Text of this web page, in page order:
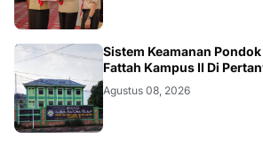
LAMPUNG
Sistem Keamanan
Fattah Kampus II Di
Agustus 08, 2026